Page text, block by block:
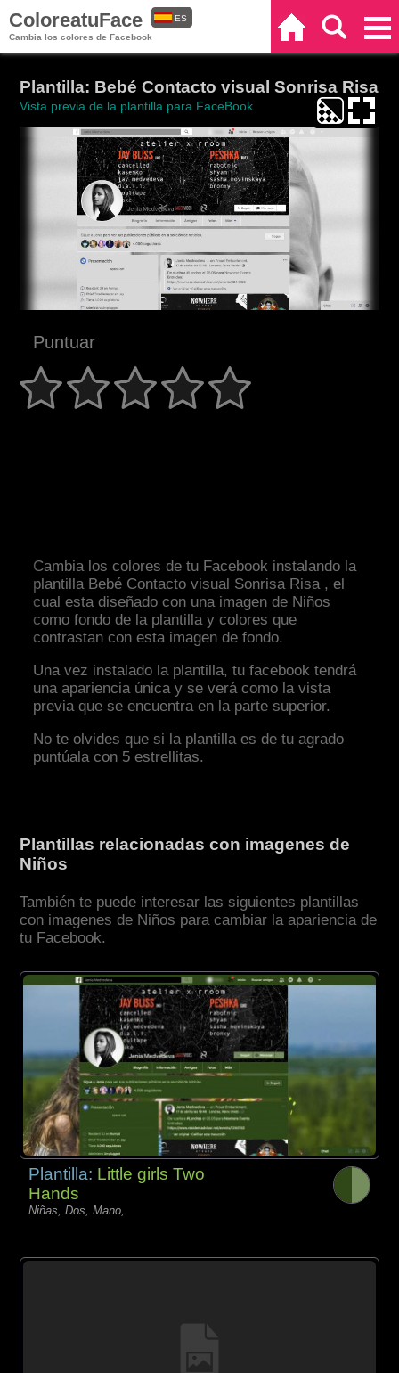
ColoreatuFace
Cambia los colores de Facebook
ES
Plantilla: Bebé Contacto visual Sonrisa Risa
Vista previa de la plantilla para FaceBook
Puntuar
Cambia los colores de tu Facebook instalando la
plantilla Bebé Contacto visual Sonrisa Risa , el
cual esta diseñado con una imagen de Niños
como fondo de la plantilla y colores que
contrastan con esta imagen de fondo.
Una vez instalado la plantilla, tu facebook tendrá
una apariencia única y se verá como la vista
previa que se encuentra en la parte superior.
No te olvides que si la plantilla es de tu agrado
puntúala con 5 estrellitas.
Plantillas relacionadas con imagenes de
Niños
También te puede interesar las siguientes plantillas
con imagenes de Niños para cambiar la apariencia de
tu Facebook.
Plantilla: Little girls Two
Hands
Niñas, Dos, Mano,